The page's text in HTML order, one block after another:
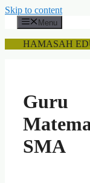
Skip to content
Menu
HAMASAH
Guru
SMA